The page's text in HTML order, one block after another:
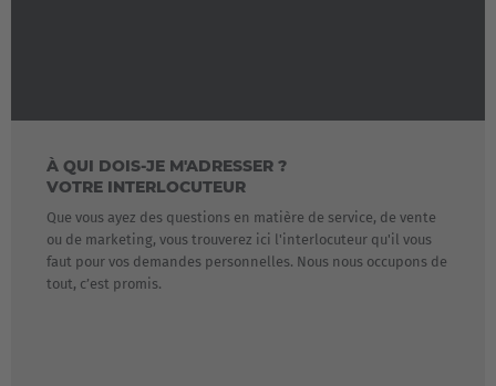
À QUI DOIS-JE M'ADRESSER ?
VOTRE INTERLOCUTEUR
Que vous ayez des questions en matière de service, de vente
ou de marketing, vous trouverez ici l'interlocuteur qu'il vous
faut pour vos demandes personnelles. Nous nous occupons de
tout, c’est promis.